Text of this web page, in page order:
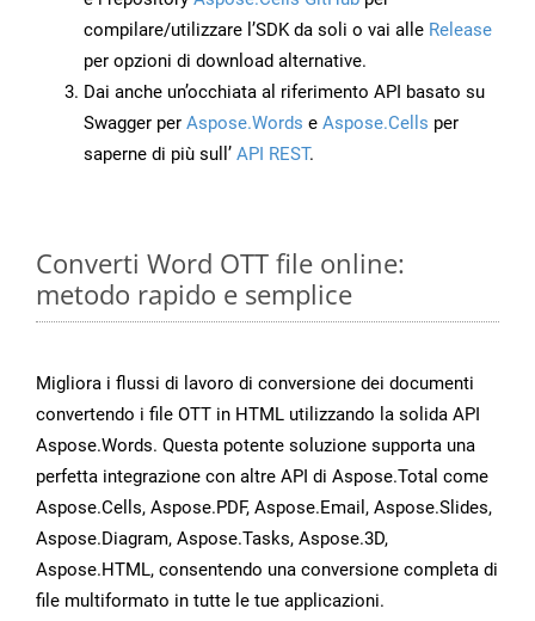
compilare/utilizzare l’SDK da soli o vai alle Release
per opzioni di download alternative.
Dai anche un’occhiata al riferimento API basato su
Swagger per Aspose.Words e Aspose.Cells per
saperne di più sull’ API REST.
Converti Word OTT file online:
metodo rapido e semplice
Migliora i flussi di lavoro di conversione dei documenti
convertendo i file OTT in HTML utilizzando la solida API
Aspose.Words. Questa potente soluzione supporta una
perfetta integrazione con altre API di Aspose.Total come
Aspose.Cells, Aspose.PDF, Aspose.Email, Aspose.Slides,
Aspose.Diagram, Aspose.Tasks, Aspose.3D,
Aspose.HTML, consentendo una conversione completa di
file multiformato in tutte le tue applicazioni.